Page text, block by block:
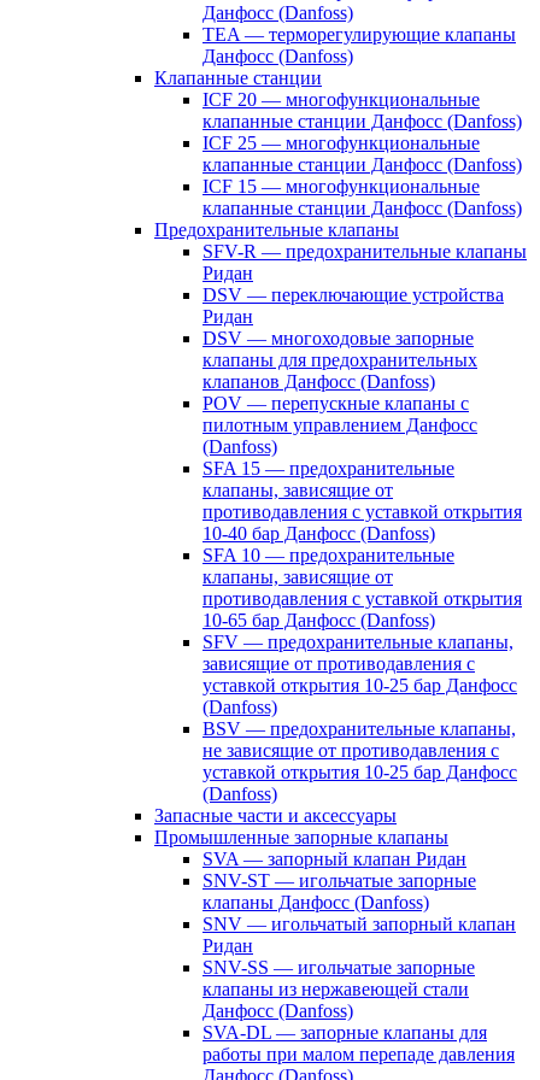
Данфосс (Danfoss)
TEA — терморегулирующие клапаны
Данфосс (Danfoss)
Клапанные станции
ICF 20 — многофункциональные
клапанные станции Данфосс (Danfoss)
ICF 25 — многофункциональные
клапанные станции Данфосс (Danfoss)
ICF 15 — многофункциональные
клапанные станции Данфосс (Danfoss)
Предохранительные клапаны
SFV-R — предохранительные клапаны
Ридан
DSV — переключающие устройства
Ридан
DSV — многоходовые запорные
клапаны для предохранительных
клапанов Данфосс (Danfoss)
POV — перепускные клапаны с
пилотным управлением Данфосс
(Danfoss)
SFA 15 — предохранительные
клапаны, зависящие от
противодавления с уставкой открытия
10-40 бар Данфосс (Danfoss)
SFA 10 — предохранительные
клапаны, зависящие от
противодавления с уставкой открытия
10-65 бар Данфосс (Danfoss)
SFV — предохранительные клапаны,
зависящие от противодавления с
уставкой открытия 10-25 бар Данфосс
(Danfoss)
BSV — предохранительные клапаны,
не зависящие от противодавления с
уставкой открытия 10-25 бар Данфосс
(Danfoss)
Запасные части и аксессуары
Промышленные запорные клапаны
SVA — запорный клапан Ридан
SNV-ST — игольчатые запорные
клапаны Данфосс (Danfoss)
SNV — игольчатый запорный клапан
Ридан
SNV-SS — игольчатые запорные
клапаны из нержавеющей стали
Данфосс (Danfoss)
SVA-DL — запорные клапаны для
работы при малом перепаде давления
Данфосс (Danfoss)